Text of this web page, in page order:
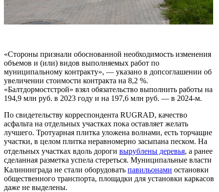
«Стороны признали обоснованной необходимость изменения
объемов и (или) видов выполняемых работ по
муниципальному контракту», — указано в допсоглашении об
увеличении стоимости контракта на 8,2 %.
«Балтдормостстрой» взял обязательство выполнить работы на
194,9 млн руб. в 2023 году и на 197,6 млн руб. — в 2024-м.
По свидетельству корреспондента RUGRAD, качество
асфальта на отдельных участках пока оставляет желать
лучшего. Тротуарная плитка уложена волнами, есть торчащие
участки, в целом плитка неравномерно засыпана песком. На
отдельных участках вдоль дороги вырублены деревья, а ранее
сделанная разметка успела стереться. Муниципальные власти
Калининграда не стали оборудовать павильонами остановки
общественного транспорта, площадки для установки каркасов
даже не выделены.